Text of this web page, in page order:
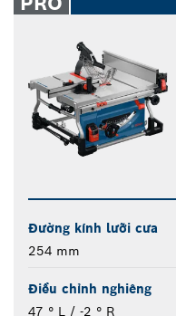
Đường kính lưỡi cưa
254 mm
Điều chỉnh nghiêng
47 ° L / -2 ° R